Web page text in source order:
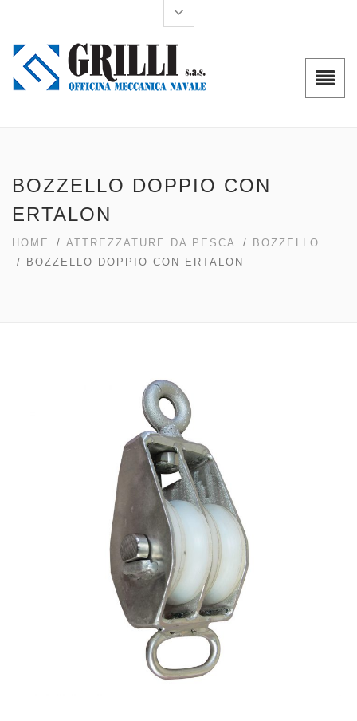
BOZZELLO DOPPIO CON
ERTALON
HOME / ATTREZZATURE DA PESCA /
BOZZELLO
/ BOZZELLO DOPPIO CON ERTALON